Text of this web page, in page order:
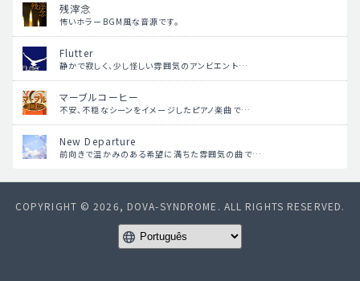
残滓念
怖いホラーBGM風な音源です。
Flutter
静かで寂しく、少し怪しい雰囲気のアンビエント…
マーブルコーヒー
不安、不穏なシーンをイメージしたピアノ楽曲で…
New Departure
前向きで温かみのある希望に満ちた雰囲気の曲で…
COPYRIGHT © 2026, DOVA-SYNDROME. ALL RIGHTS RESERVED.